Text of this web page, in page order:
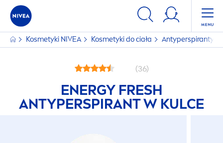
Kosmetyki NIVEA Kosmetyki do ciała Antyperspiranty
(36)
ENERGY FRESH
ANTYPERSPIRANT W KULCE